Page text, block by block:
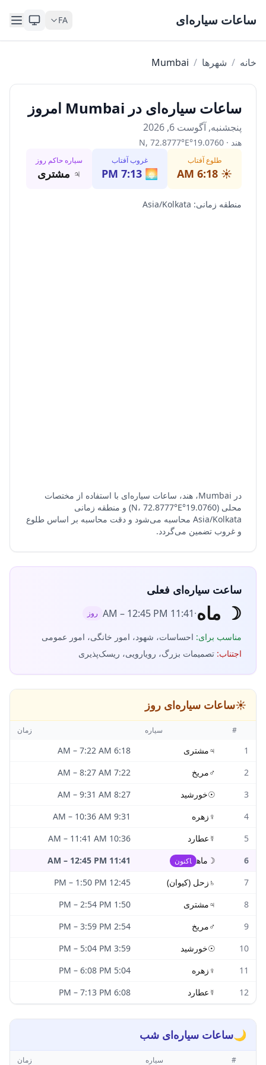
ساعات سیاره‌ای FA
خانه / شهرها /
Mumbai
ساعات سیاره‌ای در Mumbai امروز
پنجشنبه, آگوست 6, 2026
هند ·
19.0760
°
N, 72.8777°E
طلوع آفتاب
☀️
6:18 AM
غروب آفتاب
🌅
7:13 PM
سیاره حاکم روز
♃ مشتری
منطقه زمانی:
Asia/Kolkata
در Mumbai، هند، ساعات سیاره‌ای با استفاده از مختصات
محلی (19.0760°N، 72.8777°E) و منطقه زمانی
Asia/Kolkata محاسبه می‌شود و دقت محاسبه بر اساس طلوع
و غروب تضمین می‌گردد.
ساعت سیاره‌ای فعلی
☽ ماه·
11:41 AM
– 12:45 PM روز
مناسب برای: احساسات، شهود، امور خانگی، امور عمومی
اجتناب: تصمیمات بزرگ، رویارویی، ریسک‌پذیری
☀️ساعات سیاره‌ای روز
# سیاره زمان
1
♃مشتری 6:18 AM
– 7:22 AM
2
♂مریخ 7:22 AM
– 8:27 AM
3
☉خورشید 8:27 AM
– 9:31 AM
4
♀ زهره 9:31 AM
– 10:36 AM
5
☿ عطارد 10:36 AM
– 11:41 AM
6
☽ ماه اکنون 11:41 AM
– 12:45 PM
7
♄ زحل (کیوان) 12:45 PM
– 1:50 PM
8
♃مشتری 1:50 PM
– 2:54 PM
9
♂مریخ 2:54 PM
– 3:59 PM
10
☉خورشید 3:59 PM
– 5:04 PM
11
♀ زهره 5:04 PM
– 6:08 PM
12
☿ عطارد 6:08 PM
– 7:13 PM
🌙ساعات سیاره‌ای شب
# سیاره زمان